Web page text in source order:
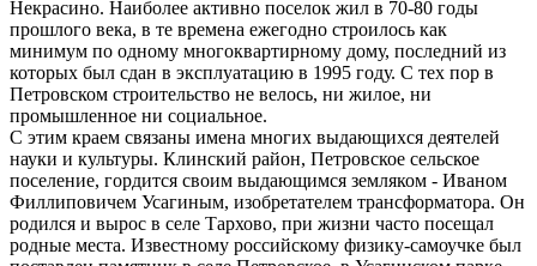
Некрасино. Наиболее активно поселок жил в 70-80 годы
прошлого века, в те времена ежегодно строилось как
минимум по одному многоквартирному дому, последний из
которых был сдан в эксплуатацию в 1995 году. С тех пор в
Петровском строительство не велось, ни жилое, ни
промышленное ни социальное.
С этим краем связаны имена многих выдающихся деятелей
науки и культуры. Клинский район, Петровское сельское
поселение, гордится своим выдающимся земляком - Иваном
Филлиповичем Усагиным, изобретателем трансформатора. Он
родился и вырос в селе Тархово, при жизни часто посещал
родные места. Известному российскому физику-самоучке был